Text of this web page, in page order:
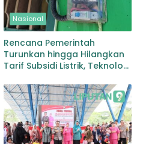
Nasional
Rencana Pemerintah
Turunkan hingga Hilangkan
Tarif Subsidi Listrik, Teknologi